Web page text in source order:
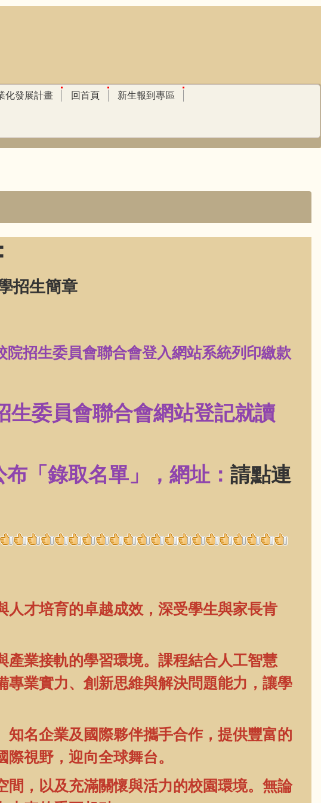
化發展計畫 回首頁 新生報到專區
招生簡章
院招生委員會聯合會登入網站系統列印繳款
生委員會聯合會網站登記就讀
「錄取名單」， 網址： 請點連
人才培育的卓越成效 ， 深受學生與家長肯
業接軌的學習環境。課程結合人工智慧
專業實力、創新思維與解決問題能力，讓學
知名企業及國際夥伴攜手合作，提供豐富的
視野，迎向全球舞台。
，以及充滿關懷與活力的校園環境。無論